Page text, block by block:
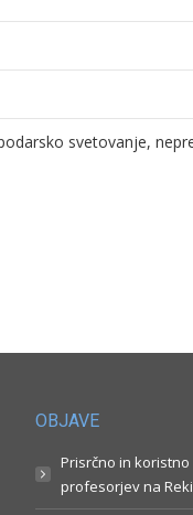
svetovanje,
OBJAVE
Prisrčno in
profesorjev na Reki